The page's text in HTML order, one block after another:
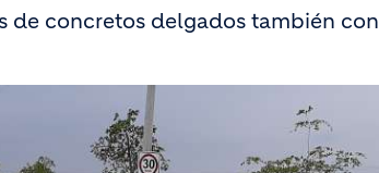
de concretos delgados también